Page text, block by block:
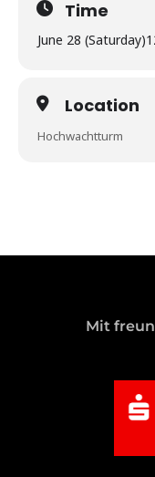
Time
June 28 (Saturday)
Location
Hochwachtturm
Mit